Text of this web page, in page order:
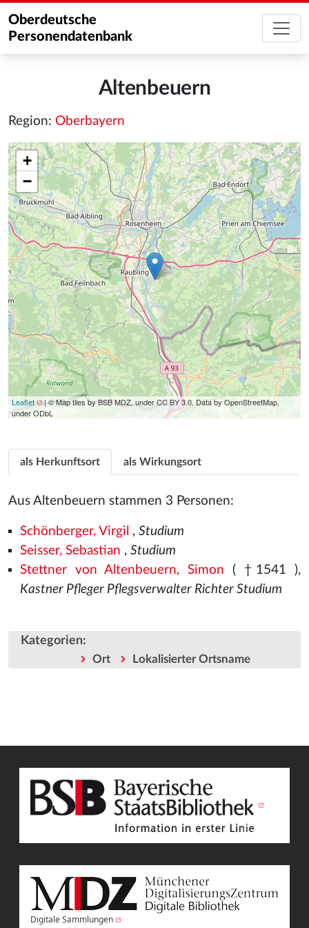
Oberdeutsche
Personendatenbank
Altenbeuern
Region: Oberbayern
+
−
Leaflet
| © Map tiles by BSB MDZ, under CC BY 3.0. Data by OpenStreetMap,
under ODbL
als Herkunftsort als Wirkungsort
Aus Altenbeuern stammen 3 Personen:
Schönberger, Virgil , Studium
Seisser, Sebastian , Studium
Stettner von Altenbeuern, Simon ( †1541 ),
Kastner Pfleger Pflegsverwalter Richter Studium
Kategorien:
Ort Lokalisierter Ortsname
Digitale Sammlungen